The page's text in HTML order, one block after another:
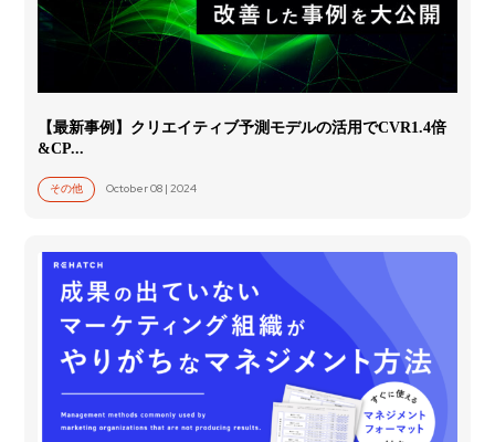
【最新事例】クリエイティブ予測モデルの活用でCVR1.4倍
&CP...
その他 October 08 | 2024